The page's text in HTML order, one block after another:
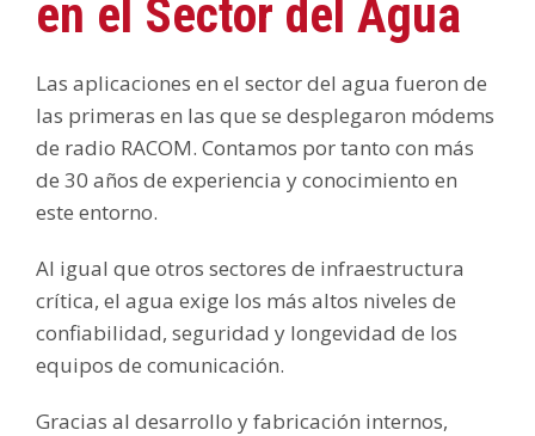
en el Sector del Agua
Las aplicaciones en el sector del agua fueron de
las primeras en las que se desplegaron módems
de radio RACOM. Contamos por tanto con más
de 30 años de experiencia y conocimiento en
este entorno.
Al igual que otros sectores de infraestructura
crítica, el agua exige los más altos niveles de
confiabilidad, seguridad y longevidad de los
equipos de comunicación.
Gracias al desarrollo y fabricación internos,